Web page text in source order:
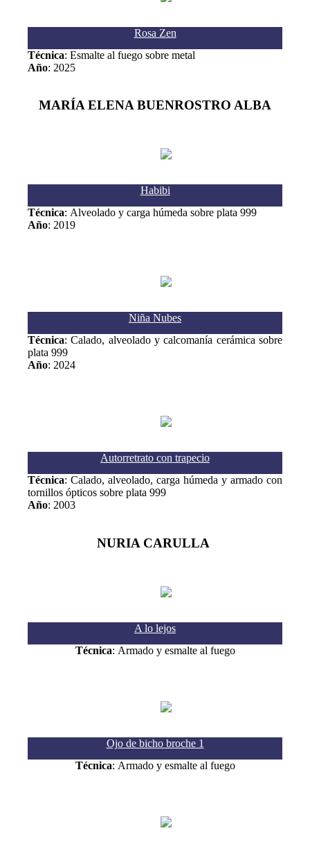
Rosa Zen
Técnica: Esmalte al fuego sobre metal
Año: 2025
MARÍA ELENA BUENROSTRO ALBA
Habibi
Técnica: Alveolado y carga húmeda sobre plata 999
Año: 2019
Niña Nubes
Técnica: Calado, alveolado y calcomanía cerámica sobre
plata 999
Año: 2024
Autorretrato con trapecio
Técnica: Calado, alveolado, carga húmeda y armado con
tornillos ópticos sobre plata 999
Año: 2003
NURIA CARULLA
A lo lejos
Técnica: Armado y esmalte al fuego
Ojo de bicho broche 1
Técnica: Armado y esmalte al fuego